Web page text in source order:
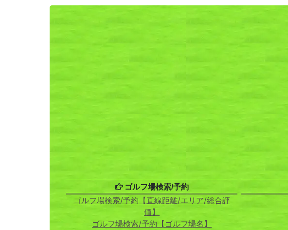
ゴルフ場検索/予約
ゴルフ場検索/予約【直線距離/エリア/総合評
価】
ゴルフ場検索/予約【ゴルフ場名】